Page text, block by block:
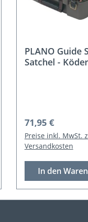
PLANO Guide
Satchel -
Regulärer Preis:
71,95 €
Preise inkl. MwSt.
Versandkosten
In den